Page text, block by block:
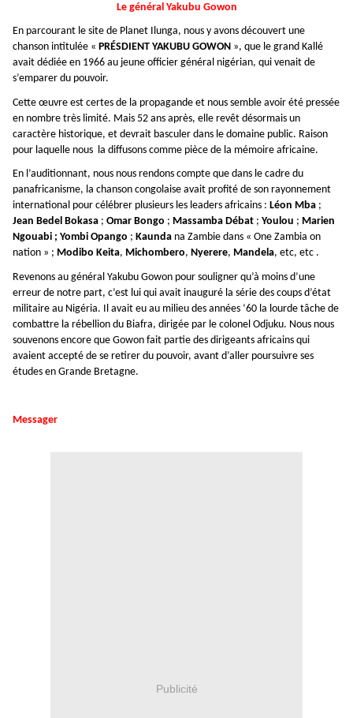
Le général Yakubu Gowon
En parcourant le site de Planet Ilunga, nous y avons découvert une
chanson intitulée « PRÉSDIENT YAKUBU GOWON », que le grand Kallé
avait dédiée en 1966 au jeune officier général nigérian, qui venait de
s’emparer du pouvoir.
Cette œuvre est certes de la propagande et nous semble avoir été pressée
en nombre très limité. Mais 52 ans après, elle revêt désormais un
caractère historique, et devrait basculer dans le domaine public. Raison
pour laquelle nous la diffusons comme pièce de la mémoire africaine.
En l’auditionnant, nous nous rendons compte que dans le cadre du
panafricanisme, la chanson congolaise avait profité de son rayonnement
international pour célébrer plusieurs les leaders africains : Léon Mba ;
Jean Bedel Bokasa ; Omar Bongo ; Massamba Débat ; Youlou ; Marien
Ngouabi ; Yombi Opango ; Kaunda na Zambie dans « One Zambia on
nation » ; Modibo Keita, Michombero, Nyerere, Mandela, etc, etc .
Revenons au général Yakubu Gowon pour souligner qu’à moins d’une
erreur de notre part, c’est lui qui avait inauguré la série des coups d’état
militaire au Nigéria. Il avait eu au milieu des années ‘60 la lourde tâche de
combattre la rébellion du Biafra, dirigée par le colonel Odjuku. Nous nous
souvenons encore que Gowon fait partie des dirigeants africains qui
avaient accepté de se retirer du pouvoir, avant d’aller poursuivre ses
études en Grande Bretagne.
Messager
Publicité